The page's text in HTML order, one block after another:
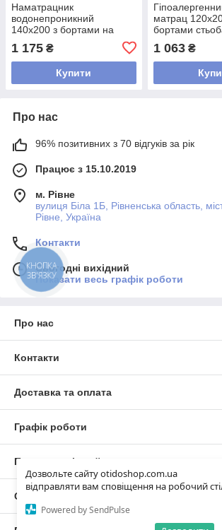
Дозвольте сайту otidoshop.com.ua
відправляти вам сповіщення на робочий
Powered by SendPulse
Наматрацник
водонепроникний
140х200 з бортами на
ліжко, наматрацник-чохол
140 водонепроникні
Махра
1 175 ₴
Купити
матрац
бортами
120*200 борт
1 063₴
Про нас
96% позитивних з 70 відгуків за рік
Працює з 15.10.2019
м. Рівне
вулиця Біла 1Б, Рівненська область,
Рівне, Україна
Контакти
Сьогодні вихідний
Показати весь графік роботи
Про нас
Контакти
Доставка та оплата
Графік роботи
Повна версія сайту
Сайт створено на маркетплейсі
КНОПКА
ЗВ'ЯЗКУ